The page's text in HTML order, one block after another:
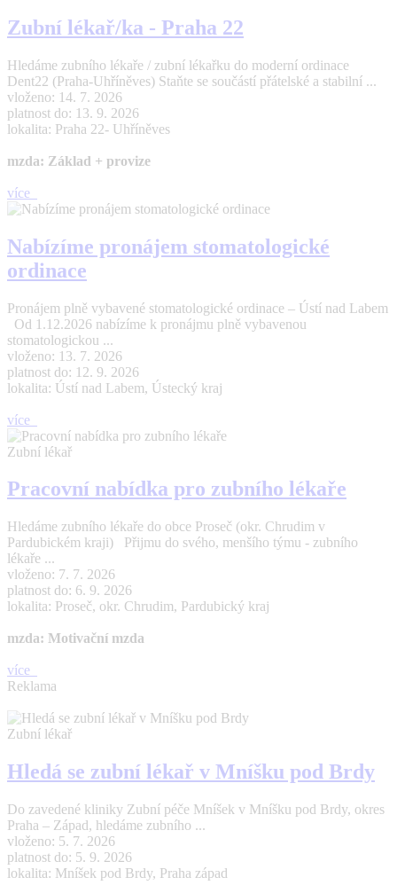
Zubní lékař/ka - Praha 22
Hledáme zubního lékaře / zubní lékařku do moderní ordinace
Dent22 (Praha-Uhříněves) Staňte se součástí přátelské a stabilní ...
vloženo: 14. 7. 2026
platnost do: 13. 9. 2026
lokalita: Praha 22- Uhříněves
mzda: Základ + provize
více
Nabízíme pronájem stomatologické
ordinace
Pronájem plně vybavené stomatologické ordinace – Ústí nad Labem
Od 1.12.2026 nabízíme k pronájmu plně vybavenou
stomatologickou ...
vloženo: 13. 7. 2026
platnost do: 12. 9. 2026
lokalita: Ústí nad Labem, Ústecký kraj
více
Zubní lékař
Pracovní nabídka pro zubního lékaře
Hledáme zubního lékaře do obce Proseč (okr. Chrudim v
Pardubickém kraji) Přijmu do svého, menšího týmu - zubního
lékaře ...
vloženo: 7. 7. 2026
platnost do: 6. 9. 2026
lokalita: Proseč, okr. Chrudim, Pardubický kraj
mzda: Motivační mzda
více
Reklama
Zubní lékař
Hledá se zubní lékař v Mníšku pod Brdy
Do zavedené kliniky Zubní péče Mníšek v Mníšku pod Brdy, okres
Praha – Západ, hledáme zubního ...
vloženo: 5. 7. 2026
platnost do: 5. 9. 2026
lokalita: Mníšek pod Brdy, Praha západ